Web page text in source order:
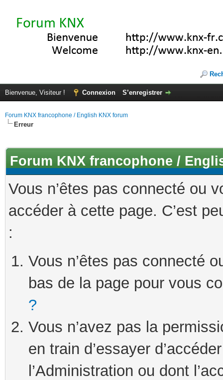
Bienvenue, Visiteur ! Connexion S’enregistrer
Forum KNX francophone / English KNX forum
Erreur
Forum KNX francophone /
Vous n’êtes pas connecté ou
accéder à cette page. C’est
:
Vous n’êtes pas connecté
bas de la page pour vous
?
Vous n’avez pas la
en train d’essayer
l’Administration ou dont